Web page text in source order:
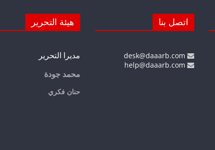
اتصل بنا هيئة التحرير
مديرا التحرير
محمد جودة
حنان فكري